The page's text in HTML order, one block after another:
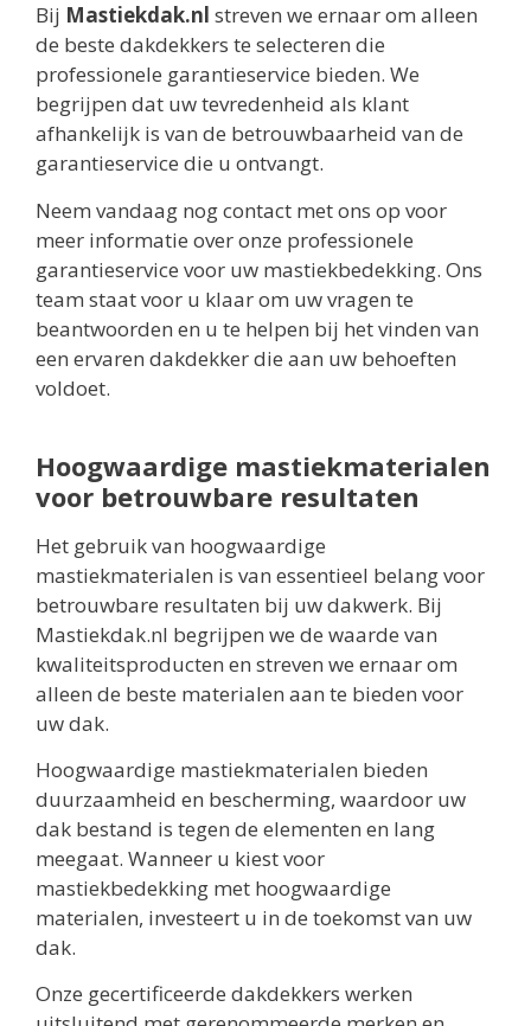
Bij Mastiekdak.nl streven we ernaar om alleen
de beste dakdekkers te selecteren die
professionele garantieservice bieden. We
begrijpen dat uw tevredenheid als klant
afhankelijk is van de betrouwbaarheid van de
garantieservice die u ontvangt.
Neem vandaag nog contact met ons op voor
meer informatie over onze professionele
garantieservice voor uw mastiekbedekking. Ons
team staat voor u klaar om uw vragen te
beantwoorden en u te helpen bij het vinden van
een ervaren dakdekker die aan uw behoeften
voldoet.
Hoogwaardige mastiekmaterialen
voor betrouwbare resultaten
Het gebruik van hoogwaardige
mastiekmaterialen is van essentieel belang voor
betrouwbare resultaten bij uw dakwerk. Bij
Mastiekdak.nl begrijpen we de waarde van
kwaliteitsproducten en streven we ernaar om
alleen de beste materialen aan te bieden voor
uw dak.
Hoogwaardige mastiekmaterialen bieden
duurzaamheid en bescherming, waardoor uw
dak bestand is tegen de elementen en lang
meegaat. Wanneer u kiest voor
mastiekbedekking met hoogwaardige
materialen, investeert u in de toekomst van uw
dak.
Onze gecertificeerde dakdekkers werken